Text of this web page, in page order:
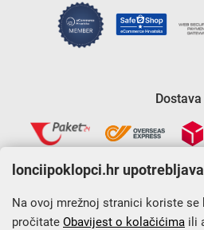
Dostava
lonciipoklopci.hr
Na ovoj mrežnoj stranici koriste
pročitate Obavijest o kolačićima ili